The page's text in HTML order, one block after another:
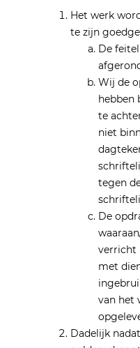
Het werk
te zijn
De
Wij de
hebben
te
niet
tegen
De
verricht
met
van het
Dadelijk